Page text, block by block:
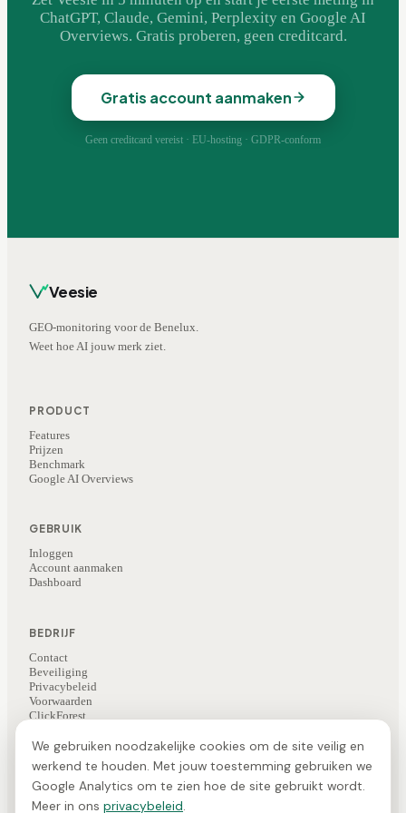
ChatGPT, Claude, Gemini, Perplexity en Google AI
Overviews. Gratis proberen, geen creditcard.
Gratis account aanmaken
Geen creditcard vereist · EU-hosting · GDPR-conform
Veesie
GEO-monitoring voor de Benelux.
Weet hoe AI jouw merk ziet.
PRODUCT
Features
Prijzen
Benchmark
Google AI Overviews
GEBRUIK
Inloggen
Account aanmaken
Dashboard
BEDRIJF
Contact
Beveiliging
Privacybeleid
Voorwaarden
ClickForest
©2026 ClickForest · Veesie is een product van ClickForest
We gebruiken noodzakelijke cookies om de site veilig en
werkend te houden. Met jouw toestemming gebruiken we
Google Analytics om te zien hoe de site gebruikt wordt.
Meer in ons privacybeleid.